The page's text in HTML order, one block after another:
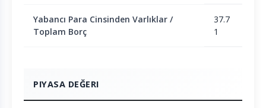
Yabancı Para Cinsinden Varlıklar /
Toplam Borç
37.7
1
PIYASA DEĞERI